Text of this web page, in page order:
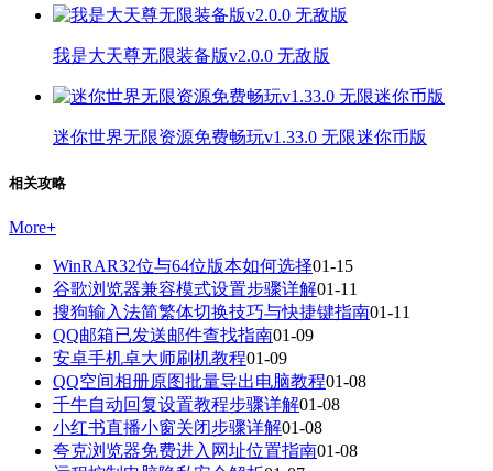
我是大天尊无限装备版v2.0.0 无敌版
迷你世界无限资源免费畅玩v1.33.0 无限迷你币版
相关攻略
More+
WinRAR32位与64位版本如何选择01-15
谷歌浏览器兼容模式设置步骤详解01-11
搜狗输入法简繁体切换技巧与快捷键指南01-11
QQ邮箱已发送邮件查找指南01-09
安卓手机卓大师刷机教程01-09
QQ空间相册原图批量导出电脑教程01-08
千牛自动回复设置教程步骤详解01-08
小红书直播小窗关闭步骤详解01-08
夸克浏览器免费进入网址位置指南01-08